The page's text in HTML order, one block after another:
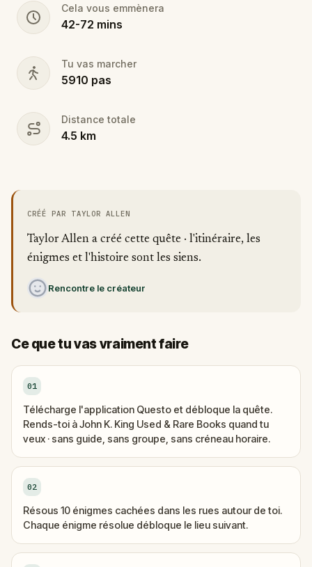
Cela vous emmènera
42-72 mins
Tu vas marcher
5910 pas
Distance totale
4.5 km
CRÉÉ PAR TAYLOR ALLEN
Taylor Allen a créé cette quête · l'itinéraire, les
énigmes et l'histoire sont les siens.
Rencontre le créateur
Ce que tu vas vraiment faire
01
Télécharge l'application Questo et débloque la quête.
Rends-toi à John K. King Used & Rare Books quand tu
veux · sans guide, sans groupe, sans créneau horaire.
02
Résous 10 énigmes cachées dans les rues autour de toi.
Chaque énigme résolue débloque le lieu suivant.